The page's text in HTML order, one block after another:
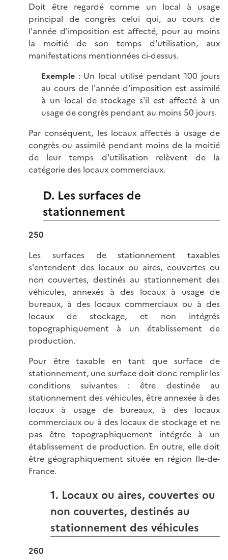
Doit être regardé comme un local à usage
principal de congrès celui qui, au cours de
l'année d'imposition est affecté, pour au moins
la moitié de son temps d'utilisation, aux
manifestations mentionnées ci-dessus.
Exemple: Un local utilisé pendant 100 jours
au cours de l'année d'imposition est assimilé
à un local de stockage s'il est affecté à un
usage de congrès pendant au moins 50 jours.
Par conséquent, les locaux affectés à usage de
congrès ou assimilé pendant moins de la moitié
de leur temps d'utilisation relèvent de la
catégorie des locaux commerciaux.
D. Les surfaces de
stationnement
250
Les surfaces de stationnement taxables
s'entendent des locaux ou aires, couvertes ou
non couvertes, destinés au stationnement des
véhicules, annexés à des locaux à usage de
bureaux, à des locaux commerciaux ou à des
locaux de stockage, et non intégrés
topographiquement à un établissement de
production.
Pour être taxable en tant que surface de
stationnement, une surface doit donc remplir les
conditions suivantes : être destinée au
stationnement des véhicules, être annexée à des
locaux à usage de bureaux, à des locaux
commerciaux ou à des locaux de stockage et ne
pas être topographiquement intégrée à un
établissement de production. En outre, elle doit
être géographiquement située en région Ile-de-
France.
1. Locaux ou aires, couvertes ou
non couvertes, destinés au
stationnement des véhicules
260